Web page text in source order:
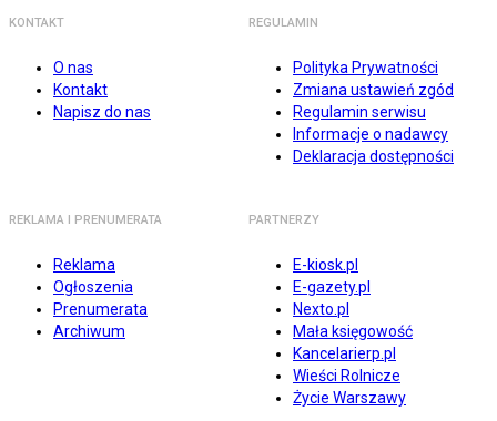
KONTAKT
O nas
Kontakt
Napisz do nas
REGULAMIN
Polityka Prywatności
Zmiana ustawień zgód
Regulamin serwisu
Informacje o nadawcy
Deklaracja dostępności
REKLAMA I PRENUMERATA
Reklama
Ogłoszenia
Prenumerata
Archiwum
PARTNERZY
E-kiosk.pl
E-gazety.pl
Nexto.pl
Mała księgowość
Kancelarierp.pl
Wieści Rolnicze
Życie Warszawy